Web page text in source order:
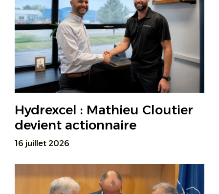
Hydrexcel : Mathieu Cloutier
devient actionnaire
16 juillet 2026